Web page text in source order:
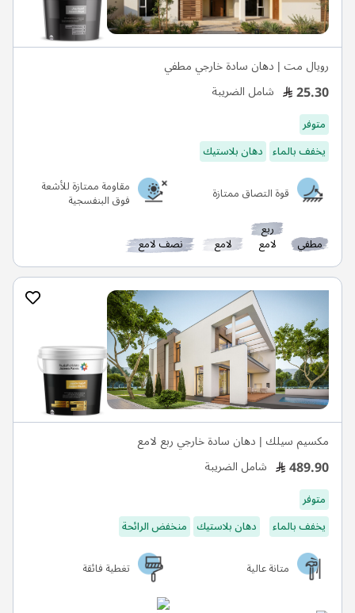
رويال مت | دهان سادة خارجي مطفي
25.30 شامل الضريبة
متوفر
يخفف بالماء دهان بلاستيك
قوة التصاق ممتازة
مقاومة ممتازة للأشعة
فوق البنفسجية
مطفي
ربع
لامع لامع نصف لامع
مكسيم سيلك | دهان سادة خارجي ربع لامع
489.90 شامل الضريبة
متوفر
يخفف بالماء
دهان بلاستيك منخفض الرائحة
متانة عالية
تغطية فائقة